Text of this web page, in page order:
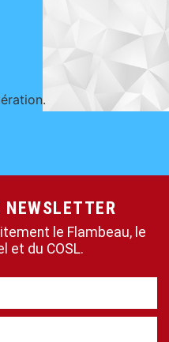
NEWSLETTER
le Flambeau, le
et du COSL.